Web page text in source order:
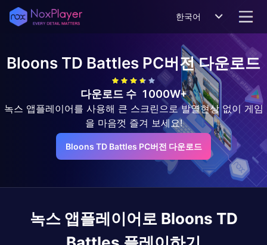
한국어
Bloons TD Battles PC버전 다운로드
다운로드 수 1000W+
녹스 앱플레이어를 사용해 큰 스크린으로 발열현상 없이 게임
을 마음껏 즐겨 보세요!
Bloons TD Battles PC버전 다운로드
녹스 앱플레이어로 Bloons TD